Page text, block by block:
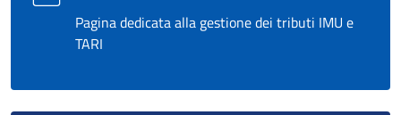
Pagina dedicata alla gestione dei tributi IMU e
TARI